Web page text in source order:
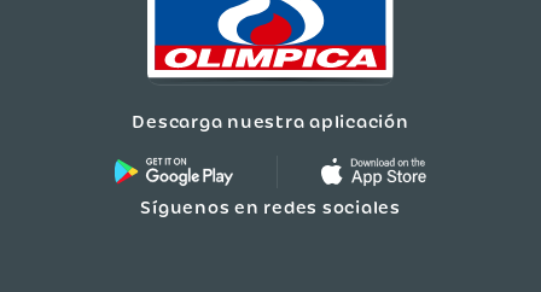
Descarga nuestra aplicación
Síguenos en redes sociales